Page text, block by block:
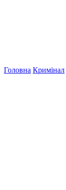
Головна Кримінал